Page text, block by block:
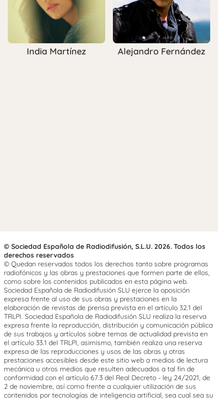
India Martínez Alejandro Fernández
© Sociedad Española de Radiodifusión, S.L.U. 2026. Todos los
derechos reservados
© Quedan reservados todos los derechos tanto sobre programas
radiofónicos y las obras y prestaciones que formen parte de ellos,
como sobre los contenidos publicados en esta página web.
Sociedad Española de Radiodifusión SLU ejerce la oposición
expresa frente al uso de sus obras y prestaciones en la
elaboración de revistas de prensa prevista en el artículo 32.1 del
TRLPI. Sociedad Española de Radiodifusión SLU realiza la reserva
expresa frente la reproducción, distribución y comunicación pública
de sus trabajos y artículos sobre temas de actualidad prevista en
el artículo 33.1 del TRLPI, asimismo, también realiza una reserva
expresa de las reproducciones y usos de las obras y otras
prestaciones accesibles desde este sitio web a medios de lectura
mecánica u otros medios que resulten adecuados a tal fin de
conformidad con el artículo 67.3 del Real Decreto - ley 24/2021, de
2 de noviembre, así como frente a cualquier utilización de sus
contenidos por tecnologías de inteligencia artificial, sea cual sea su